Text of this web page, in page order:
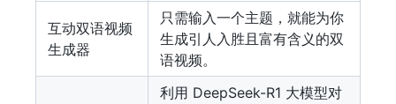
互动双语视频
生成器
只需输入一个主题，就能为你
生成引人入胜且富有含义的双
语视频。
利用 DeepSeek-R1 大模型对